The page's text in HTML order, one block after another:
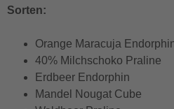
Sorten:
Orange Maracuja
40% Milchschoko Praline
Erdbeer Endorphin
Mandel Nougat Cube